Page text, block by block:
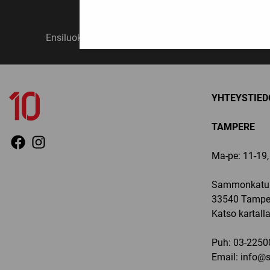
Ensiluokkainen palvelu
TAMPERE
Ma-pe: 11-
33540
Katso kartalla
Puh: 03-
Email: